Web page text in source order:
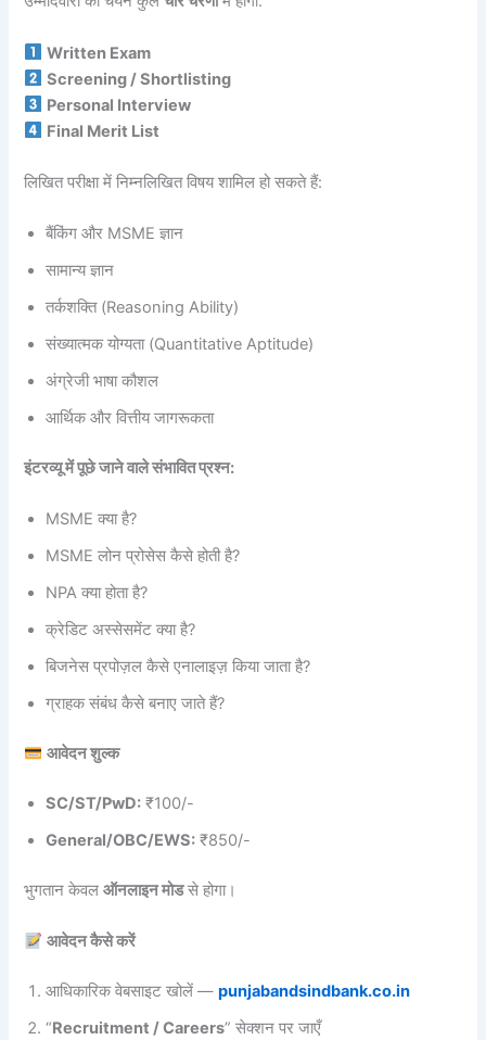
Written Exam
Screening / Shortlisting
Personal Interview
Final Merit List
लिखित परीक्षा में निम्नलिखित विषय शामिल हो सकते हैं:
बैंकिंग और MSME ज्ञान
सामान्य ज्ञान
तर्कशक्ति (Reasoning Ability)
संख्यात्मक योग्यता (Quantitative Aptitude)
अंग्रेजी भाषा कौशल
आर्थिक और वित्तीय जागरूकता
इंटरव्यू में पूछे जाने वाले संभावित प्रश्न:
MSME क्या है?
MSME लोन प्रोसेस कैसे होती है?
NPA क्या होता है?
क्रेडिट अस्सेसमेंट क्या है?
बिजनेस प्रपोज़ल कैसे एनालाइज़ किया जाता है?
ग्राहक संबंध कैसे बनाए जाते हैं?
आवेदन शुल्क
SC/ST/PwD: ₹100/-
General/OBC/EWS: ₹850/-
भुगतान केवलऑनलाइन मोडसे होगा।
आवेदन कैसे करें
आधिकारिक वेबसाइट खोलें —punjabandsindbank.co.in
“Recruitment / Careers” सेक्शन पर जाएँ